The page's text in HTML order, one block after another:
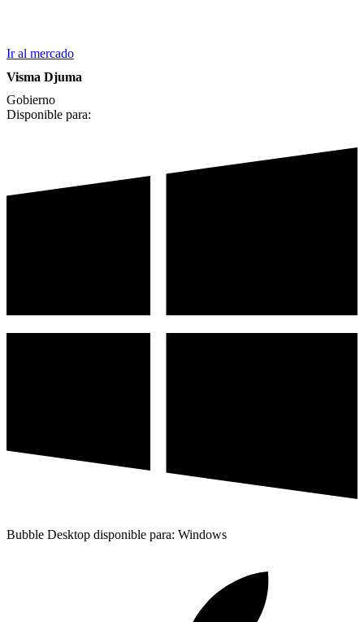
Ir al mercado
Visma Djuma
Gobierno
Disponible para:
Bubble Desktop disponible para: Windows